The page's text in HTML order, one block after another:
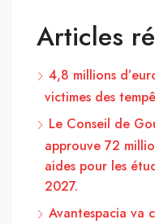
Articles
4,8 millions
victimes des
Le Conseil de
approuve 72
aides pour les
2027.
Avantespacia va